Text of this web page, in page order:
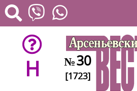
H №30
[1723]